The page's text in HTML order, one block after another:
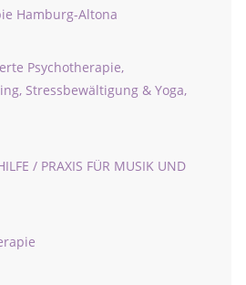
Hamburg-Altona
Psychotherapie,
Stressbewältigung & Yoga,
/ PRAXIS FÜR MUSIK UND